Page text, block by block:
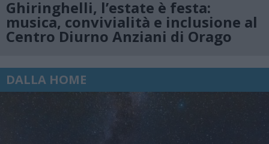
Ghiringhelli, l’estate è festa:
musica, convivialità e inclusione al
Centro Diurno Anziani di Orago
DALLA HOME